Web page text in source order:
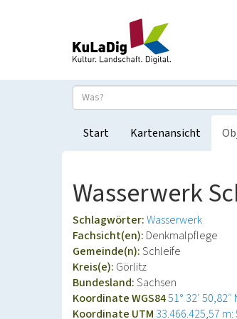
Start Kartenansicht
Wasserwerk
Schlagwörter:Wasserwerk
Fachsicht(en): Denkmalpflege
Gemeinde(n):Schleife
Kreis(e): Görlitz
Bundesland:Sachsen
Koordinate WGS8451° 32′ 50,82″
Koordinate UTM 33.466.425,57